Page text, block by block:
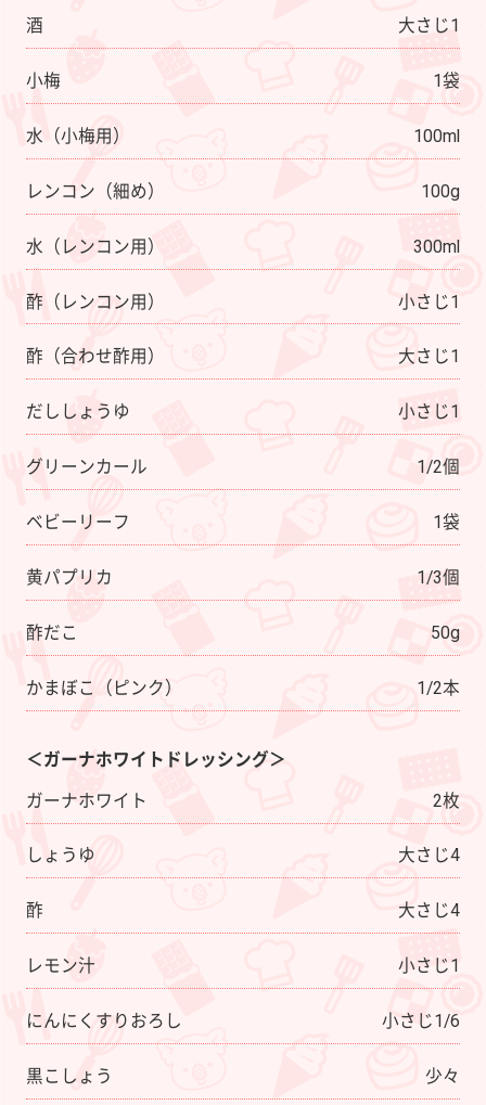
酒 大さじ1
小梅 1袋
水（小梅用） 100ml
レンコン（細め） 100g
水（レンコン用） 300ml
酢（レンコン用） 小さじ1
酢（合わせ酢用） 大さじ1
だししょうゆ 小さじ1
グリーンカール 1/2個
ベビーリーフ 1袋
黄パプリカ 1/3個
酢だこ 50g
かまぼこ（ピンク） 1/2本
＜ガーナホワイトドレッシング＞
ガーナホワイト
2枚
しょうゆ 大さじ4
酢 大さじ4
レモン汁 小さじ1
にんにくすりおろし 小さじ1/6
黒こしょう 少々